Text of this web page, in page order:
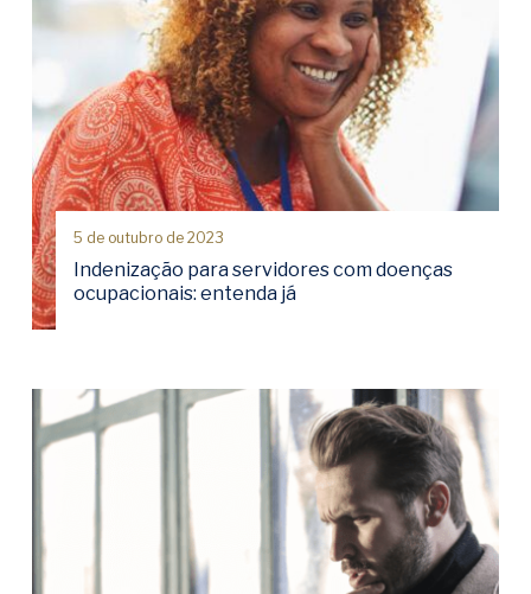
5 de outubro de 2023
Indenização para servidores com doenças
ocupacionais: entenda já